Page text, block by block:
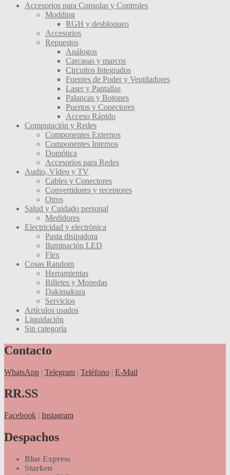
Accesorios para Consolas y Controles
Modding
RGH y desbloqueo
Accesorios
Repuestos
Análogos
Carcasas y marcos
Circuitos Integrados
Fuentes de Poder y Ventiladores
Laser y Pantallas
Palancas y Botones
Puertos y Conectores
Acceso Rápido
Computación y Redes
Componentes Externos
Componentes Internos
Domótica
Accesorios para Redes
Audio, Vídeo y TV
Cables y Conectores
Convertidores y receptores
Otros
Salud y Cuidado personal
Medidores
Electricidad y electrónica
Pasta disipadora
Iluminación LED
Flex
Cosas Random
Herramientas
Billetes y Monedas
Dakimakura
Servicios
Artículos usados
Liquidación
Sin categoría
Contacto
WhatsApp | Telegram | Teléfono | E-Mail
RR.SS
Facebook | Instagram
Despachos
Blue Express
Starken